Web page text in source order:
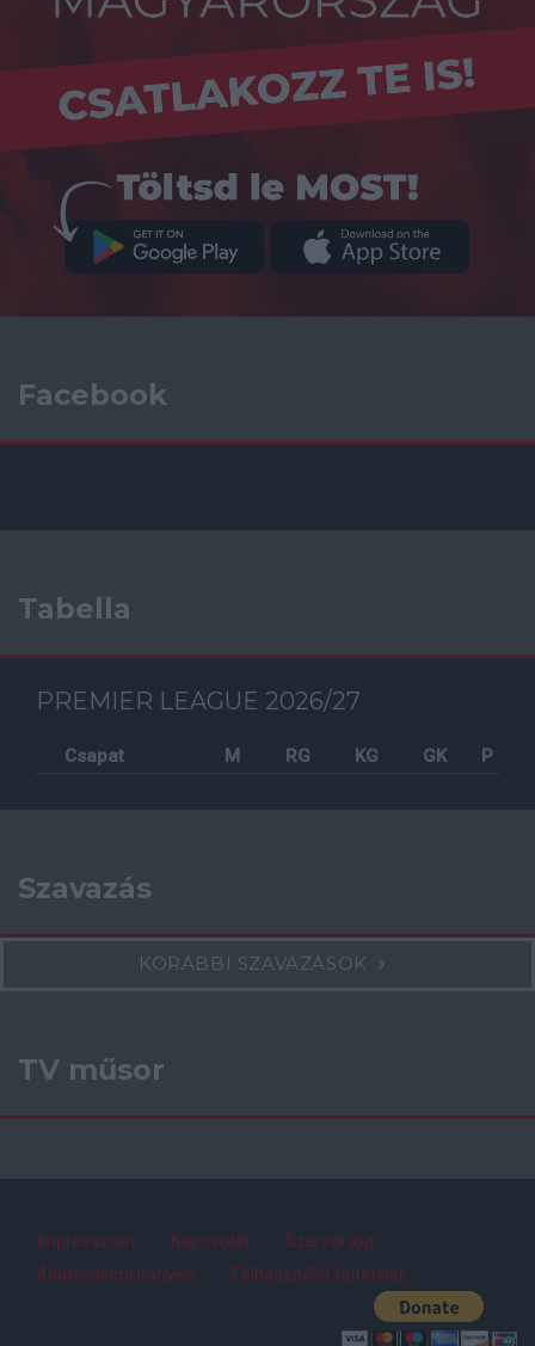
Facebook
Tabella
PREMIER LEAGUE 2026/27
Csapat M RG KG GK P
Szavazás
KORÁBBI SZAVAZÁSOK
TV műsor
Impresszum Kapcsolat
Szerzői jog
Adatvédelmi irányelv
Felhasználói feltételek